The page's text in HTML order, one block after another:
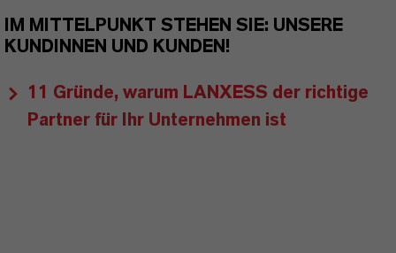
IM MITTELPUNKT STEHEN SIE: UNSERE
KUNDINNEN UND KUNDEN!
11 Gründe, warum LANXESS der richtige
Partner für Ihr Unternehmen ist